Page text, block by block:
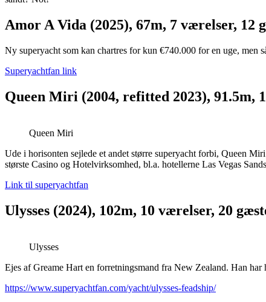
Amor A Vida (2025), 67m, 7 værelser, 12
Ny superyacht som kan chartres for kun €740.000 for en uge, men
Superyachtfan link
Queen Miri (2004, refitted 2023), 91.5m,
Queen Miri
Ude i horisonten sejlede et andet større superyacht forbi, Queen
største Casino og Hotelvirksomhed, bl.a. hotellerne Las Vegas
Link til superyachtfan
Ulysses (2024), 102m, 10 værelser, 20
Ulysses
Ejes af Greame Hart en forretningsmand fra New Zealand. Han har
https://www.superyachtfan.com/yacht/ulysses-feadship/